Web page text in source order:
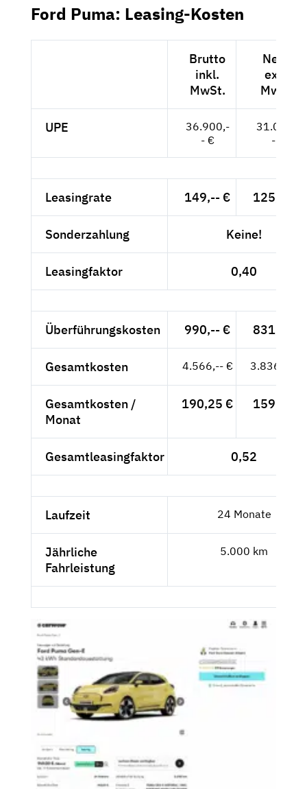
Ford Puma: Leasing-Kosten
Brutto
inkl.
MwSt.
Netto
exkl.
MwSt.
UPE
36.900,-
- €
31.008,-
- €
Leasingrate 149,-- € 125,21 €
Sonderzahlung Keine!
Leasingfaktor 0,40
Überführungskosten 990,-- € 831,93 €
Gesamtkosten 4.566,-- € 3.836,97 €
Gesamtkosten /
Monat
190,25 € 159,87 €
Gesamtleasingfaktor 0,52
Laufzeit 24 Monate
Jährliche
Fahrleistung
5.000 km